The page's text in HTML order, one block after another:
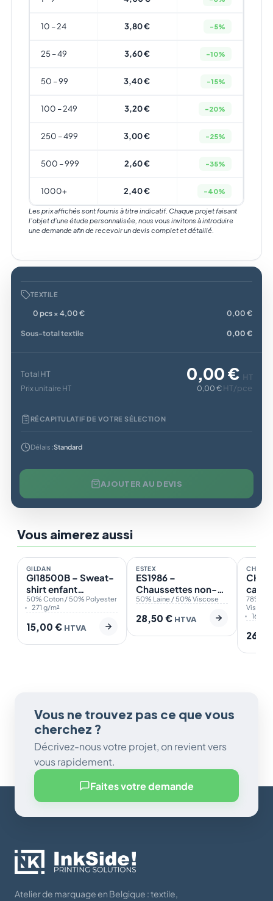
10 – 24 3,80 € -5%
25 – 49 3,60 € -10%
50 – 99 3,40 € -15%
100 – 249 3,20 € -20%
250 – 499 3,00 € -25%
500 – 999 2,60 € -35%
1000+ 2,40 € -40%
Les prix affichés sont fournis à titre indicatif. Chaque projet faisant
l’objet d’une étude personnalisée, nous vous invitons à introduire
une demande afin de recevoir un devis complet et détaillé.
TEXTILE
0 pcs × 4,00 € 0,00 €
Sous-total textile 0,00 €
Total HT 0,00 € HT
Prix unitaire HT 0,00 € HT/pce
RÉCAPITULATIF DE VOTRE SÉLECTION
Délais :Standard
AJOUTER AU DEVIS
Vous aimerez aussi
NOTRE CHOIX
14
En stock
GILDAN
GI18500B – Sweat-
shirt enfant
capuche Heavy
Blend™
50% Coton / 50% Polyester
271 g/m²
15,00 € HTVA
1
Sur demande
ESTEX
ES1986 –
Chaussettes non-
inflammable
50% Laine / 50% Viscose
28,50€ HTVA
En
78%
Viscose
160 g/
Vous ne trouvez pas ce que vous
cherchez ?
Décrivez-nous votre projet, on revient vers
vous rapidement.
Faites votre demande
Atelier de marquage en Belgique : textile,